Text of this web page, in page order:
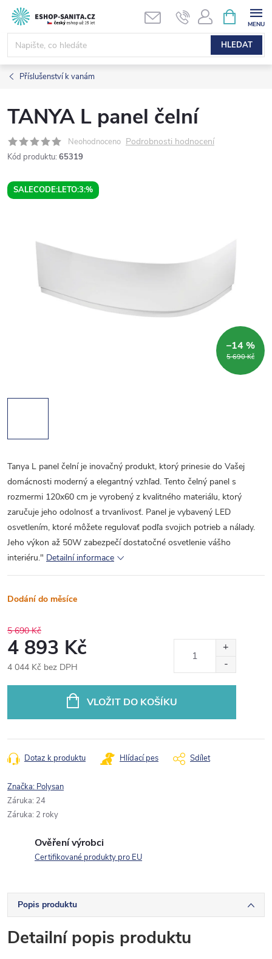
Přejít
obsah
HLEDAT
NÁKUPNÍ
KOŠÍK
Příslušenství k vanám
TANYA L panel čelní
Neohodnoceno Podrobnosti hodnocení
Kód produktu: 65319
SALECODE:LETO:3:%
5 690 Kč
–14 %
Tanya L panel čelní je inovačný produkt, ktorý prinesie do Vašej
domácnosti moderný a elegantný vzhľad. Tento čelný panel s
rozmermi 120x60 cm je vyrobený z kvalitného materiálu, ktorý
zaručuje jeho odolnosť a trvanlivosť. Panel je vybavený LED
osvetlením, ktoré môžete regulovať podľa svojich potrieb a nálady.
Jeho výkon až 50W zabezpečí dostatočné osvetlenie vášho
interiéru." Detailní informace
Dodání do měsíce
5 690 Kč
4 893 Kč
4 044 Kč bez DPH
VLOŽIT DO KOŠÍKU
Dotaz k produktu Hlídací pes Sdílet
Značka: Polysan
Záruka: 24
Záruka: 2 roky
Ověření výrobci
Certifikované produkty pro EU
Popis produktu
Detailní popis produktu